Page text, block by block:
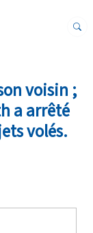
voisin ;
a arrêté
volés.